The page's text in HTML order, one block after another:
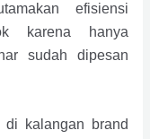
efisiensi
karena hanya
sudah dipesan
kalangan brand